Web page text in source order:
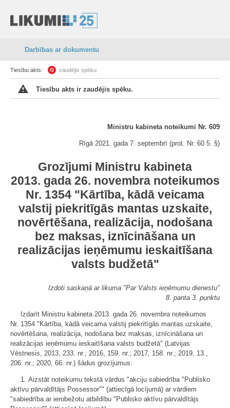
Darbības ar dokumentu
Tiesību akts: zaudējis spēku
Tiesību akts ir zaudējis spēku.
Ministru kabineta noteikumi Nr. 609
Rīgā 2021. gada 7. septembrī (prot. Nr. 60 5. §)
Grozījumi Ministru kabineta
2013. gada 26. novembra noteikumos
Nr. 1354 "Kārtība, kādā veicama
valstij piekritīgās mantas uzskaite,
novērtēšana, realizācija, nodošana
bez maksas, iznīcināšana un
realizācijas ieņēmumu ieskaitīšana
valsts budžetā"
Izdoti saskaņā ar likuma "Par Valsts ieņēmumu dienestu"
8. panta 3. punktu
Izdarīt Ministru kabineta 2013. gada 26. novembra noteikumos
Nr. 1354 "Kārtība, kādā veicama valstij piekritīgās mantas uzskaite,
novērtēšana, realizācija, nodošana bez maksas, iznīcināšana un
realizācijas ieņēmumu ieskaitīšana valsts budžetā" (Latvijas
Vēstnesis, 2013, 233. nr.; 2016, 159. nr.; 2017, 158. nr.; 2019, 13.,
206. nr.; 2020, 66. nr.) šādus grozījumus:
1. Aizstāt noteikumu tekstā vārdus "akciju sabiedrība "Publisko
aktīvu pārvaldītājs Possessor"" (attiecīgā locījumā) ar vārdiem
"sabiedrība ar ierobežotu atbildību "Publisko aktīvu pārvaldītājs